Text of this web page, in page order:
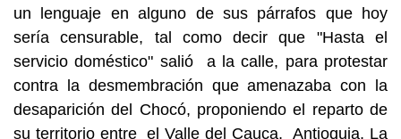
un lenguaje en alguno de sus párrafos que hoy
sería censurable, tal como decir que "Hasta el
servicio doméstico" salió a la calle, para protestar
contra la desmembración que amenazaba con la
desaparición del Chocó, proponiendo el reparto de
su territorio entre el Valle del Cauca, Antioquia, La